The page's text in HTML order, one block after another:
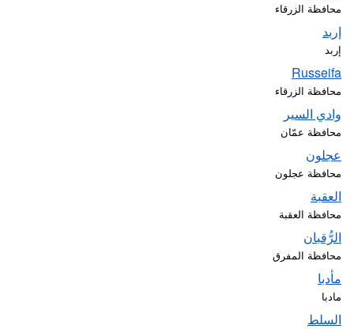
محافظة الزرقاء
إربد
إربد
Russeifa
محافظة الزرقاء
وادي السير
محافظة عمّان
عجلون
محافظة عجلون
العقبة
محافظة العقبة
الرُّقبان
محافظة المفرق
مأدبا
مادبا
السلط